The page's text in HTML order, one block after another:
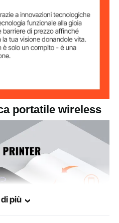
iOS, laptop
in rotolo + carta piegata
/ 0,59 pollici
libbre/0,95 kg
x 90 x 60 mm / 11,42 x
x 2,36 pollici
portatile wireless
più